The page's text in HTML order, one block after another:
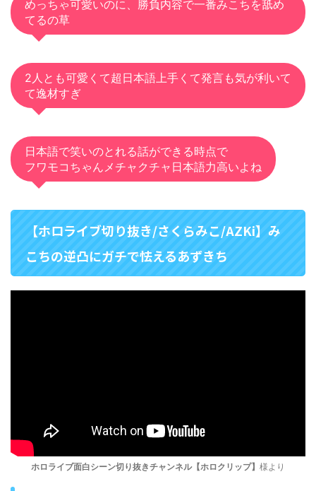
めっちゃ可愛いのに、勝負内容で一番みこちを舐め
てるの草
2人とも可愛くて超日本語上手くて発言も気が利いて
て逸材すぎ
日本語で笑いのとれる話ができる時点で
フワモコちゃんメチャクチャ日本語力高いよね
【ホロライブ切り抜き/さくらみこ/AZKi】み
こちの逆凸にガチで怯えるあずきち
ホロライブ面白シーン切り抜きチャンネル【ホロクリップ】 様より